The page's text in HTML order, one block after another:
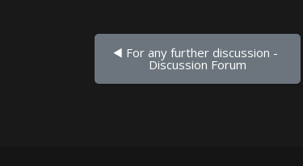
◀︎ For any further discussion -
Discussion Forum